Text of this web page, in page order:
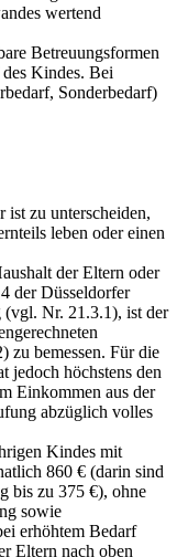
wertend
Betreuungsformen
Kindes. Bei
Sonderbedarf)
zu unterscheiden,
leben oder einen
der Eltern oder
der Düsseldorfer
(vgl. Nr. 21.3.1), ist der
zu bemessen. Für die
jedoch höchstens den
Einkommen aus der
abzüglich volles
Kindes mit
860 € (darin sind
bis zu 375 €), ohne
sowie
erhöhtem Bedarf
Eltern nach oben